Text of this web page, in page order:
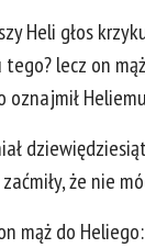
Heli głos
tego? lecz on
oznajmił
że nie
mąż do